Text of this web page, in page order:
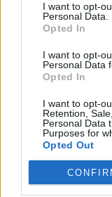
I want to opt-
Personal Data.
Opted In
I want to opt-
Personal Data
Opted In
I want to opt-
Retention,
Personal Data
Purposes for
Opted Out
Comentari: